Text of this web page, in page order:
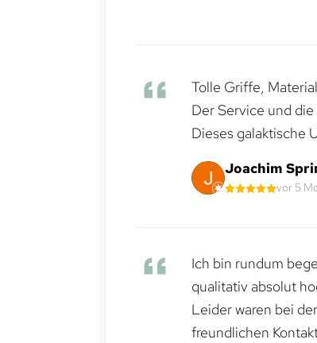
Tolle Griffe,
Der Service und
Dieses galaktische
Joachim
vor 5
Ich bin rundum
qualitativ absolut
Leider waren bei
freundlichen